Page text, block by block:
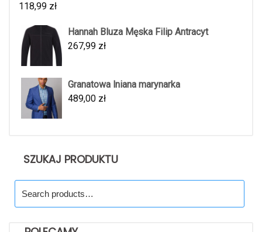
118,99 zł
Hannah Bluza Męska Filip Antracyt
267,99 zł
Granatowa lniana marynarka
489,00 zł
SZUKAJ PRODUKTU
for: